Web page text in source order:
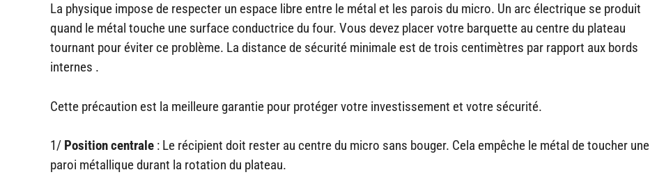
La physique impose de respecter un espace libre entre le métal et les parois du micro. Un arc électrique se produit
quand le métal touche une surface conductrice du four. Vous devez placer votre barquette au centre du plateau
tournant pour éviter ce problème. La distance de sécurité minimale est de trois centimètres par rapport aux bords
internes .
Cette précaution est la meilleure garantie pour protéger votre investissement et votre sécurité.
1/ Position centrale : Le récipient doit rester au centre du micro sans bouger. Cela empêche le métal de toucher une
paroi métallique durant la rotation du plateau.